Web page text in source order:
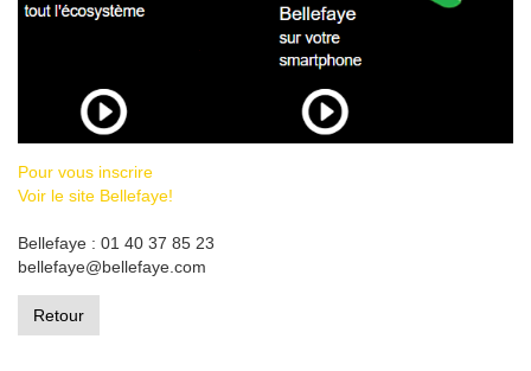
Pour vous inscrire
Voir le site Bellefaye!
Bellefaye : 01 40 37 85 23
bellefaye@bellefaye.com
Retour